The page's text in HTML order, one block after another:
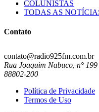
COLUNISTAS
TODAS AS
Contato
contato@radio925fm.com.br
Rua Joaquim Nabuco, n°
88802-200
Política de Privacidade
Termos de Uso